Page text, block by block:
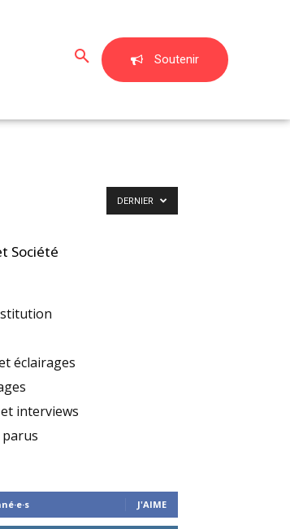
Soutenir
DERNIER
Société
éclairages
interviews
J'AIME